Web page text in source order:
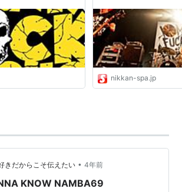
nikkan-spa.jp
きだからこそ伝えたい • 4年前
KNOW NAMBA69